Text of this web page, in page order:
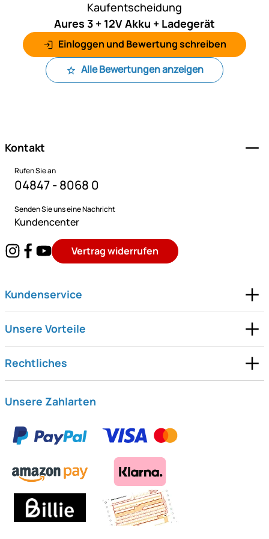
Kaufentscheidung
Aures 3 + 12V Akku + Ladegerät
Einloggen und Bewertung schreiben
Alle Bewertungen anzeigen
Kontakt
Rufen Sie an
04847 - 8068 0
Senden Sie uns eine Nachricht
Kundencenter
Vertrag widerrufen
Kundenservice
Unsere Vorteile
Rechtliches
Unsere Zahlarten